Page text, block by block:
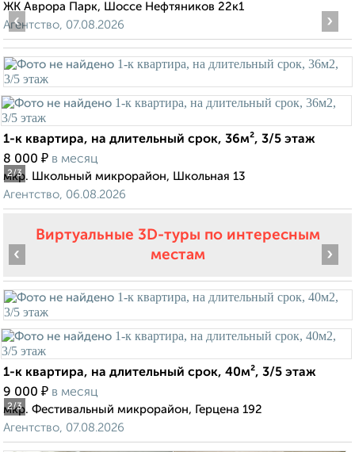
ЖК Аврора Парк, Шоссе Нефтяников 22к1
Агентство, 07.08.2026
2/3
‹ ›
1-к квартира, на длительный срок, 36м², 3/5 этаж
8 000 ₽ в месяц
мкр. Школьный микрорайон, Школьная 13
Агентство, 06.08.2026
Виртуальные 3D-туры по интересным
местам
2/3
‹ ›
1-к квартира, на длительный срок, 40м², 3/5 этаж
9 000 ₽ в месяц
мкр. Фестивальный микрорайон, Герцена 192
Агентство, 07.08.2026